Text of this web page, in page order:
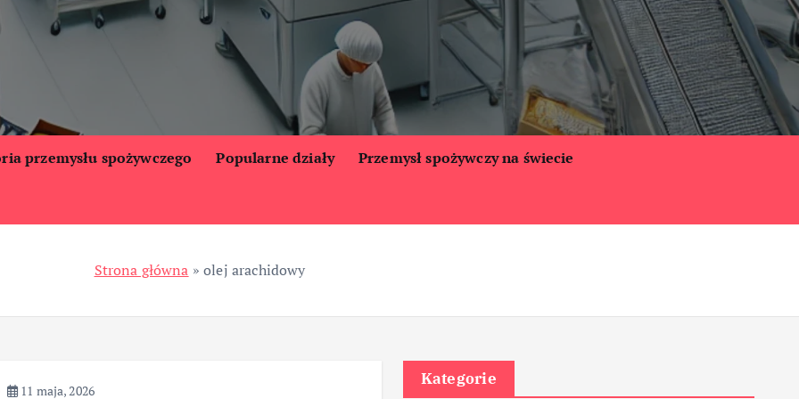
przemysłu spożywczego Popularne działy Przemysł spożywczy na świecie
Strona główna »olej arachidowy
11 maja, 2026
Kategorie